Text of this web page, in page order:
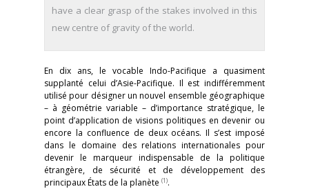
have a clear grasp of the stakes involved in this
new centre of gravity of the world.
En dix ans, le vocable Indo-Pacifique a quasiment
supplanté celui d’Asie-Pacifique. Il est indifféremment
utilisé pour désigner un nouvel ensemble géographique
– à géométrie variable – d’importance stratégique, le
point d’application de visions politiques en devenir ou
encore la confluence de deux océans. Il s’est imposé
dans le domaine des relations internationales pour
devenir le marqueur indispensable de la politique
étrangère, de sécurité et de développement des
principaux États de la planète (1).